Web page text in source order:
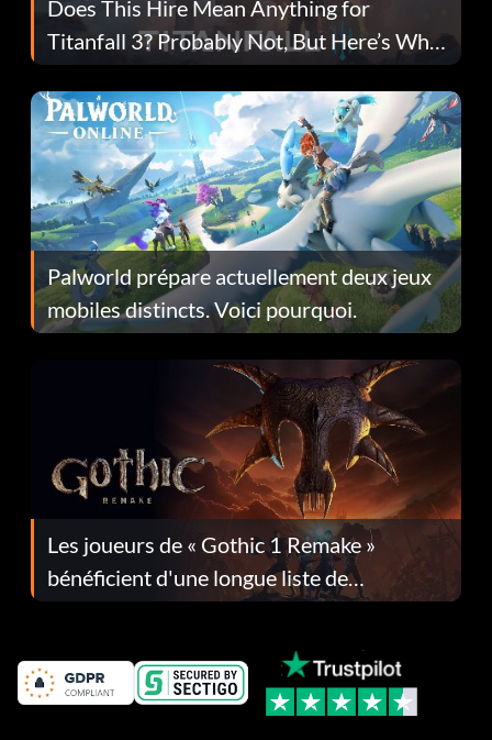
Does This Hire Mean Anything for
Titanfall 3? Probably Not, But Here’s Why
Fans Are Hopeful
Palworld prépare actuellement deux jeux
mobiles distincts. Voici pourquoi.
Les joueurs de « Gothic 1 Remake »
bénéficient d'une longue liste de
corrections dans la mise à jour 1.0.4